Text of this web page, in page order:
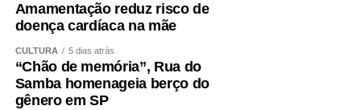
Amamentação reduz risco de
doença cardíaca na mãe
CULTURA 5 dias atrás
“Chão de memória”, Rua do
Samba homenageia berço do
gênero em SP